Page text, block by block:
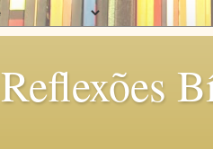
Reflexões